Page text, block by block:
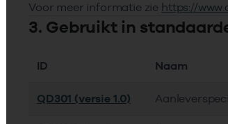
Voor meer informatie zie https://
3. Gebruikt in
ID Naam
QD301 (versie 1.0)